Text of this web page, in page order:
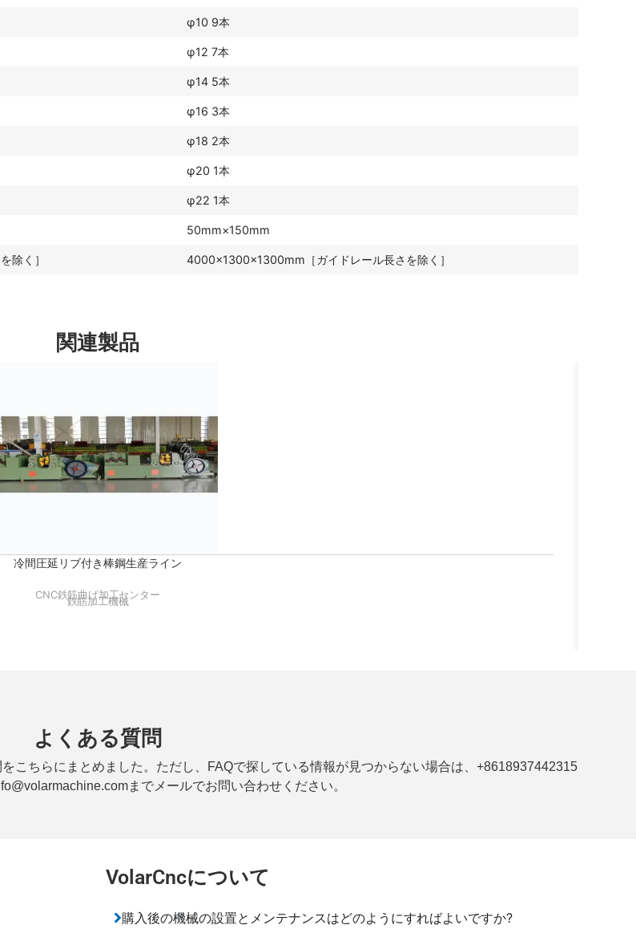
φ10 9本
φ12 7本
φ14 5本
φ16 3本
φ18 2本
φ20 1本
φ22 1本
50mm×150mm
除く］ 4000×1300×1300mm［ガイドレール長さを除く］
関連製品
冷間圧延リブ付き棒鋼生産ライン
CNC鉄筋曲げ加工センター
鉄筋加工機械
よくある質問
こちらにまとめました。ただし、FAQで探している情報が見つからない場合は、+8618937442315
までメールでお問い合わせください。
VolarCncについて
購入後の機械の設置とメンテナンスはどのようにすればよいですか?